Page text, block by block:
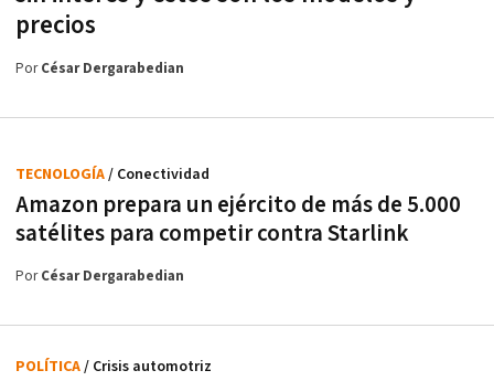
precios
PorCésar Dergarabedian
Amazon prepara un ejército de más de 5.000
satélites para competir contra Starlink
TECNOLOGÍA/ Conectividad
PorCésar Dergarabedian
POLÍTICA/ Crisis automotriz